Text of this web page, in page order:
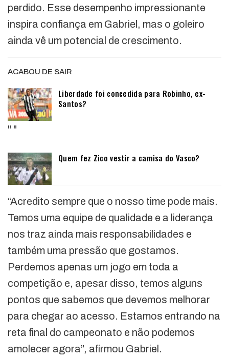
perdido. Esse desempenho impressionante
inspira confiança em Gabriel, mas o goleiro
ainda vê um potencial de crescimento.
ACABOU DE SAIR
Liberdade foi concedida para Robinho, ex-
Santos?
" "
Quem fez Zico vestir a camisa do Vasco?
“Acredito sempre que o nosso time pode mais.
Temos uma equipe de qualidade e a liderança
nos traz ainda mais responsabilidades e
também uma pressão que gostamos.
Perdemos apenas um jogo em toda a
competição e, apesar disso, temos alguns
pontos que sabemos que devemos melhorar
para chegar ao acesso. Estamos entrando na
reta final do campeonato e não podemos
amolecer agora”, afirmou Gabriel.